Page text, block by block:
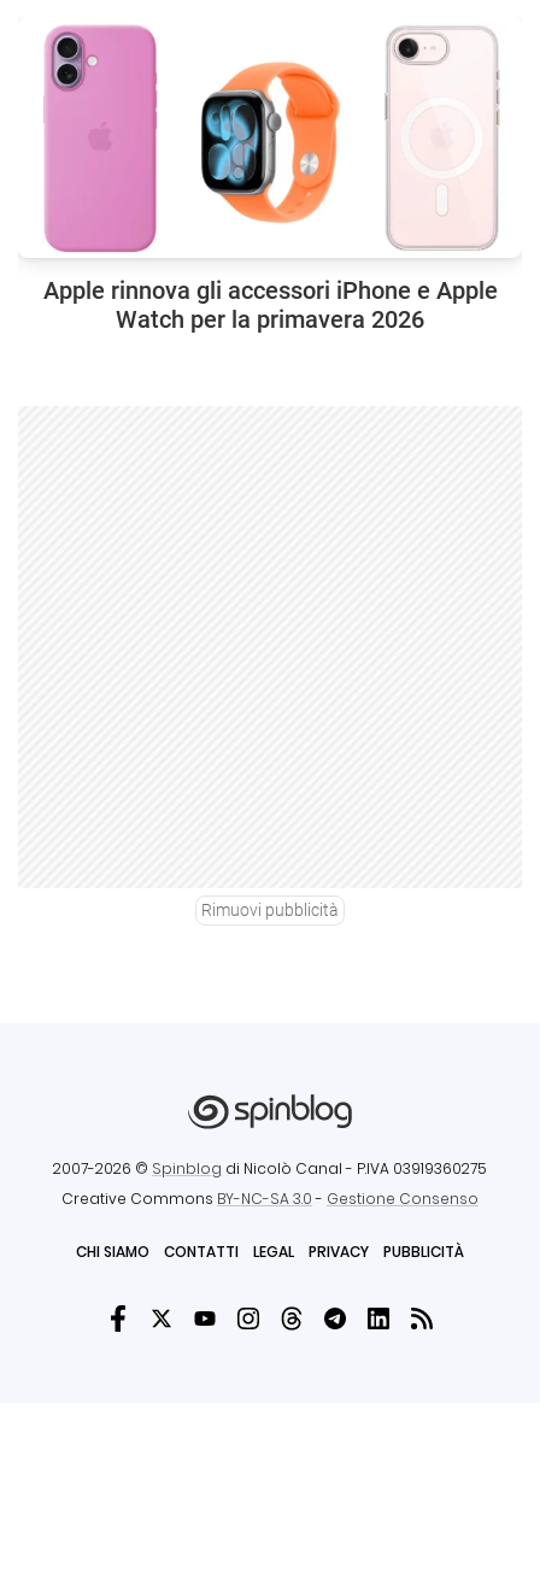
Apple rinnova gli accessori iPhone e Apple
Watch per la primavera 2026
Rimuovi pubblicità
2007-2026 © Spinblog di Nicolò Canal - P.IVA 03919360275
Creative Commons BY-NC-SA 3.0- Gestione Consenso
CHI SIAMO CONTATTI LEGAL PRIVACY PUBBLICITÀ